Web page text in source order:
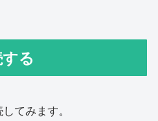
る
てみます。